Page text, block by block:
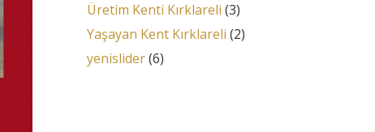
Üretim Kenti Kırklareli (3)
Yaşayan Kent Kırklareli (2)
yenislider(6)